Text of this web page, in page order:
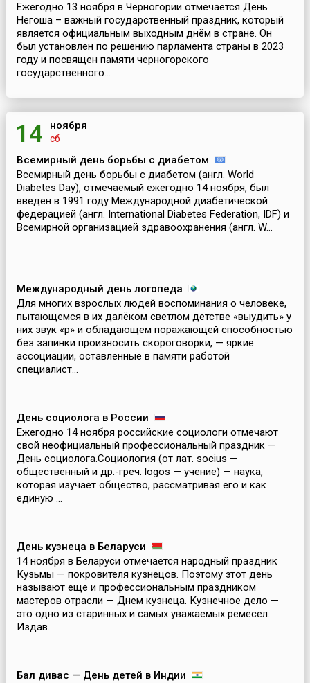
Ежегодно 13 ноября в Черногории отмечается День
Негоша – важный государственный праздник, который
является официальным выходным днём в стране. Он
был установлен по решению парламента страны в 2023
году и посвящен памяти черногорского
государственного...
14 ноября
сб
Всемирный день борьбы с диабетом
Всемирный день борьбы с диабетом (англ. World
Diabetes Day), отмечаемый ежегодно 14 ноября, был
введен в 1991 году Международной диабетической
федерацией (англ. International Diabetes Federation, IDF) и
Всемирной организацией здравоохранения (англ. W...
Международный день логопеда
Для многих взрослых людей воспоминания о человеке,
пытающемся в их далёком светлом детстве «выудить» у
них звук «р» и обладающем поражающей способностью
без запинки произносить скороговорки, — яркие
ассоциации, оставленные в памяти работой
специалист...
День социолога в России
Ежегодно 14 ноября российские социологи отмечают
свой неофициальный профессиональный праздник —
День социолога.Социология (от лат. socius —
общественный и др.-греч. logos — учение) — наука,
которая изучает общество, рассматривая его и как
единую ...
День кузнеца в Беларуси
14 ноября в Беларуси отмечается народный праздник
Кузьмы — покровителя кузнецов. Поэтому этот день
называют еще и профессиональным праздником
мастеров отрасли — Днем кузнеца. Кузнечное дело —
это одно из старинных и самых уважаемых ремесел.
Издав...
Бал дивас — День детей в Индии